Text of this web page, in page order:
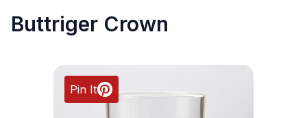
Buttriger Crown
Pin It